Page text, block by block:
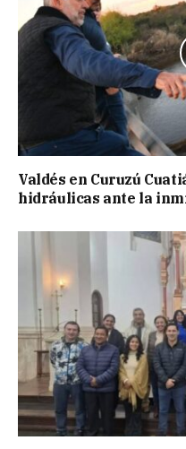
Valdés en Curuzú
hidráulicas ante la